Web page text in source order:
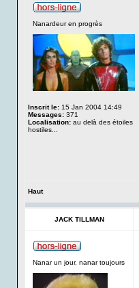
Nanardeur en progrès
Inscrit le: 15 Jan 2004 14:49
Messages: 371
Localisation: au delà des étoiles
hostiles...
Haut
JACK TILLMAN
Nanar un jour, nanar toujours